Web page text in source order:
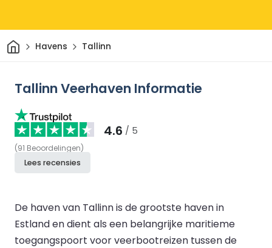
ThuisHavens Tallinn
Tallinn Veerhaven Informatie
4.6 / 5
(91 Beoordelingen)
Lees recensies
De haven van Tallinn is de grootste haven in
Estland en dient als een belangrijke maritieme
toegangspoort voor veerbootreizen tussen de